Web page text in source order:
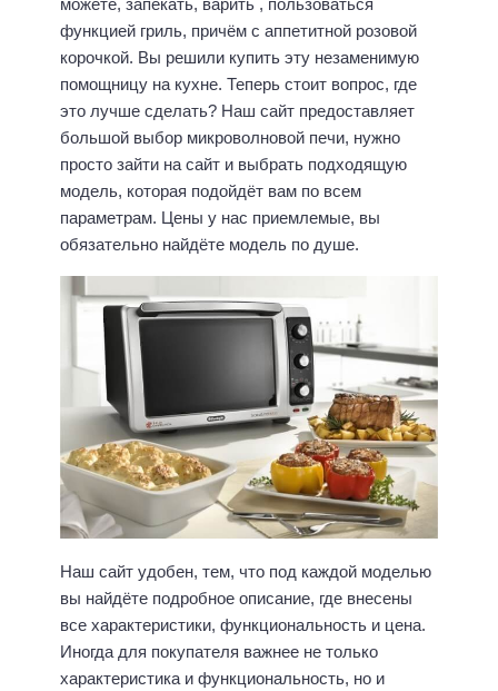
можете, запекать, варить , пользоваться
функцией гриль, причём с аппетитной розовой
корочкой. Вы решили купить эту незаменимую
помощницу на кухне. Теперь стоит вопрос, где
это лучше сделать? Наш сайт предоставляет
большой выбор микроволновой печи, нужно
просто зайти на сайт и выбрать подходящую
модель, которая подойдёт вам по всем
параметрам. Цены у нас приемлемые, вы
обязательно найдёте модель по душе.
Наш сайт удобен, тем, что под каждой моделью
вы найдёте подробное описание, где внесены
все характеристики, функциональность и цена.
Иногда для покупателя важнее не только
характеристика и функциональность, но и